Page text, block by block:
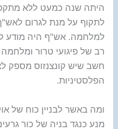
היתה שנה כמעט ללא
לתקוף על מנת לגרום
למלחמה. אש"ף היה מודע
רב של פיגועי טרור
חשב שיש קונצנזוס מספק
הפלסטיניות.
ומה באשר לבניין כוח של
מנע כנגד בניה של כור